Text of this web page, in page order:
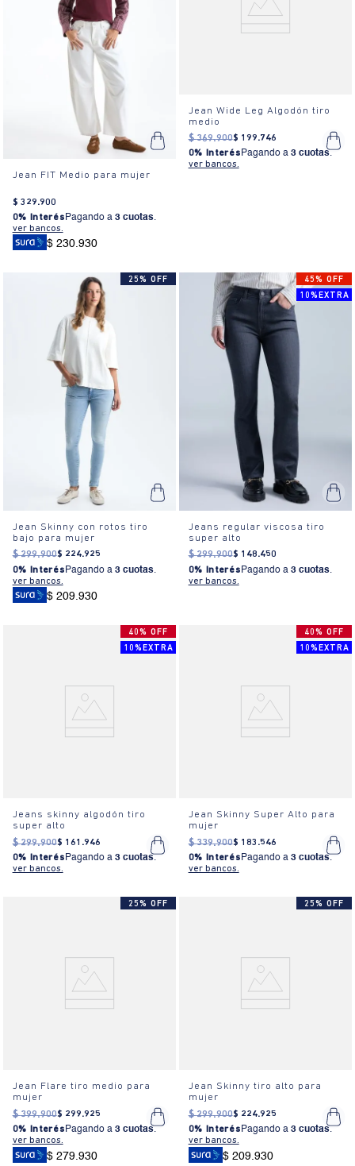
Jean FIT Medio para mujer
$ 329.900
0% Interés Pagando a 3 cuotas.
ver bancos.
$ 230.930
Jean Wide Leg Algodón tiro
medio
$ 369.900$ 199.746
0% InterésPagando a 3 cuotas.
ver bancos.
25% OFF
Jean Skinny con rotos tiro
bajo para mujer
$ 299.900$ 224.925
0% Interés Pagando a 3 cuotas.
ver bancos.
$ 209.930
45% OFF
10%EXTRA
Jeans regular viscosa tiro
super alto
$ 299.900$ 148.450
0% Interés Pagando a 3 cuotas.
ver bancos.
40% OFF
10%EXTRA
Jeans skinny algodón tiro
super alto
$ 299.900$ 161 .946
0% InterésPagando a 3 cuotas.
ver bancos.
40% OFF
10%EXTRA
Jean Skinny Super Alto para
mujer
$ 339.900$ 183 .546
0% InterésPagando a 3 cuotas.
ver bancos.
25% OFF
Jean Flare tiro medio para
mujer
$ 399.900$ 299.925
0% InterésPagando a 3 cuotas.
ver bancos.
$ 279.930
25% OFF
Jean Skinny tiro alto para
mujer
$ 299.900$ 224.925
0% InterésPagando a 3 cuotas.
ver bancos.
$ 209.930